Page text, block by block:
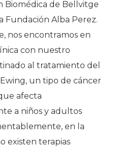
Biomédica de Bellvitge
Fundación Alba Perez.
nos encontramos en
con nuestro
al tratamiento del
un tipo de cáncer
afecta
a niños y adultos
en la
existen terapias